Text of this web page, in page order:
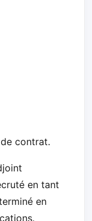
contrat.
en tant
en